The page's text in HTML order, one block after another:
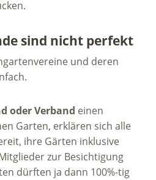
sind nicht perfekt
und deren
oder Verband einen
Garten, erklären sich alle
ihre Gärten inklusive
zur Besichtigung
dürften ja dann 100%-tig